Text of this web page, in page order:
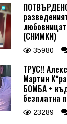
(СНИМКИ)
35980
ТРУС!!
Мартин
БОМБА +
безплатна
23289